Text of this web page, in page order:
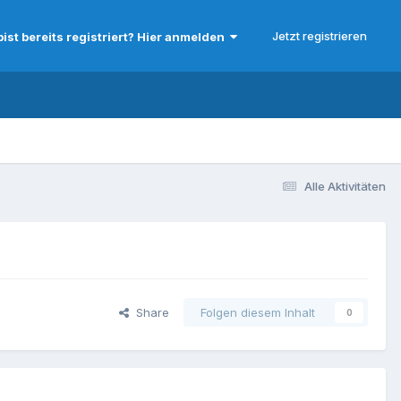
bereits registriert? Hier anmelden Jetzt registrieren
Alle Aktivitäten
Share Folgen diesem Inhalt 0